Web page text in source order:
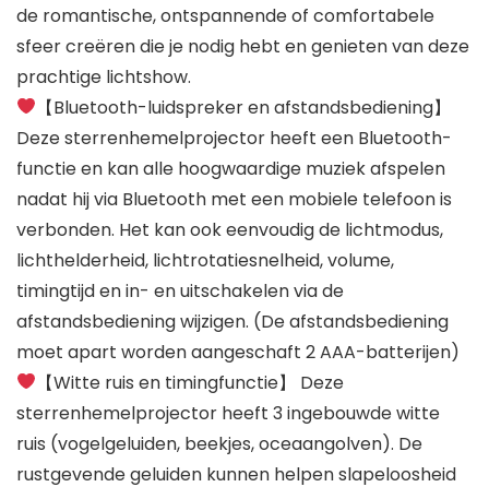
de romantische, ontspannende of comfortabele
sfeer creëren die je nodig hebt en genieten van deze
prachtige lichtshow.
【Bluetooth-luidspreker en afstandsbediening】
Deze sterrenhemelprojector heeft een Bluetooth-
functie en kan alle hoogwaardige muziek afspelen
nadat hij via Bluetooth met een mobiele telefoon is
verbonden. Het kan ook eenvoudig de lichtmodus,
lichthelderheid, lichtrotatiesnelheid, volume,
timingtijd en in- en uitschakelen via de
afstandsbediening wijzigen. (De afstandsbediening
moet apart worden aangeschaft 2 AAA-batterijen)
【Witte ruis en timingfunctie】 Deze
sterrenhemelprojector heeft 3 ingebouwde witte
ruis (vogelgeluiden, beekjes, oceaangolven). De
rustgevende geluiden kunnen helpen slapeloosheid